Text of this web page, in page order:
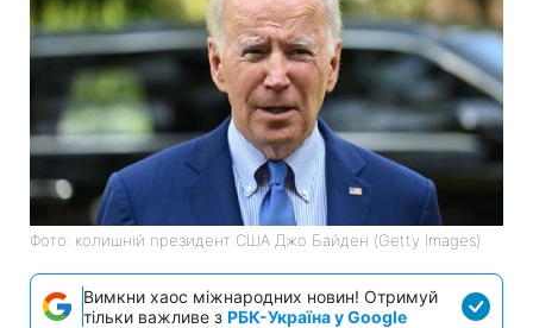
Фото: колишній президент США Джо Байден (Getty Images)
Вимкни хаос міжнародних новин! Отримуй
тільки важливе з РБК-Україна у Google